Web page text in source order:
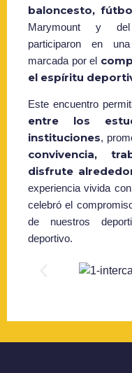
baloncesto,
Marymount y del
participaron en
marcada por el
el espíritu
Este encuentro
entre los
instituciones,
convivencia,
disfrute
experiencia vivida
celebró el
de nuestros
deportivo.